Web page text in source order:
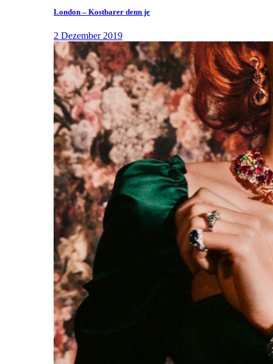
London – Kostbarer denn je
2 Dezember 2019